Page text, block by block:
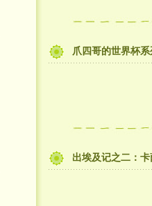
爪四哥的世界杯
出埃及记之二：